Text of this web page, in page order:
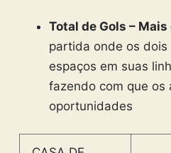
Total de Gols – Mais
partida onde os
espaços em suas
fazendo com que os
oportunidades